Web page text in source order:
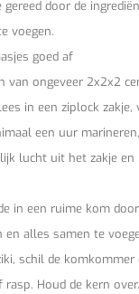
gereed door de
voegen.
goed af
van ongeveer 2x2x2
in een ziplock zakje,
een uur
lucht uit het zakje en
in een ruime kom
en alles samen te
schil de
Houd de kern